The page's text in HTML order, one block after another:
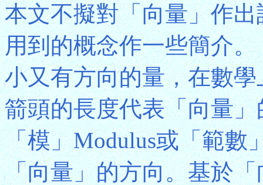
本文不擬對「向量」作
用到的概念作一些簡介。
小又有方向的量，在數
箭頭的長度代表「向量
「模」Modulus或「範數
「向量」的方向。基於